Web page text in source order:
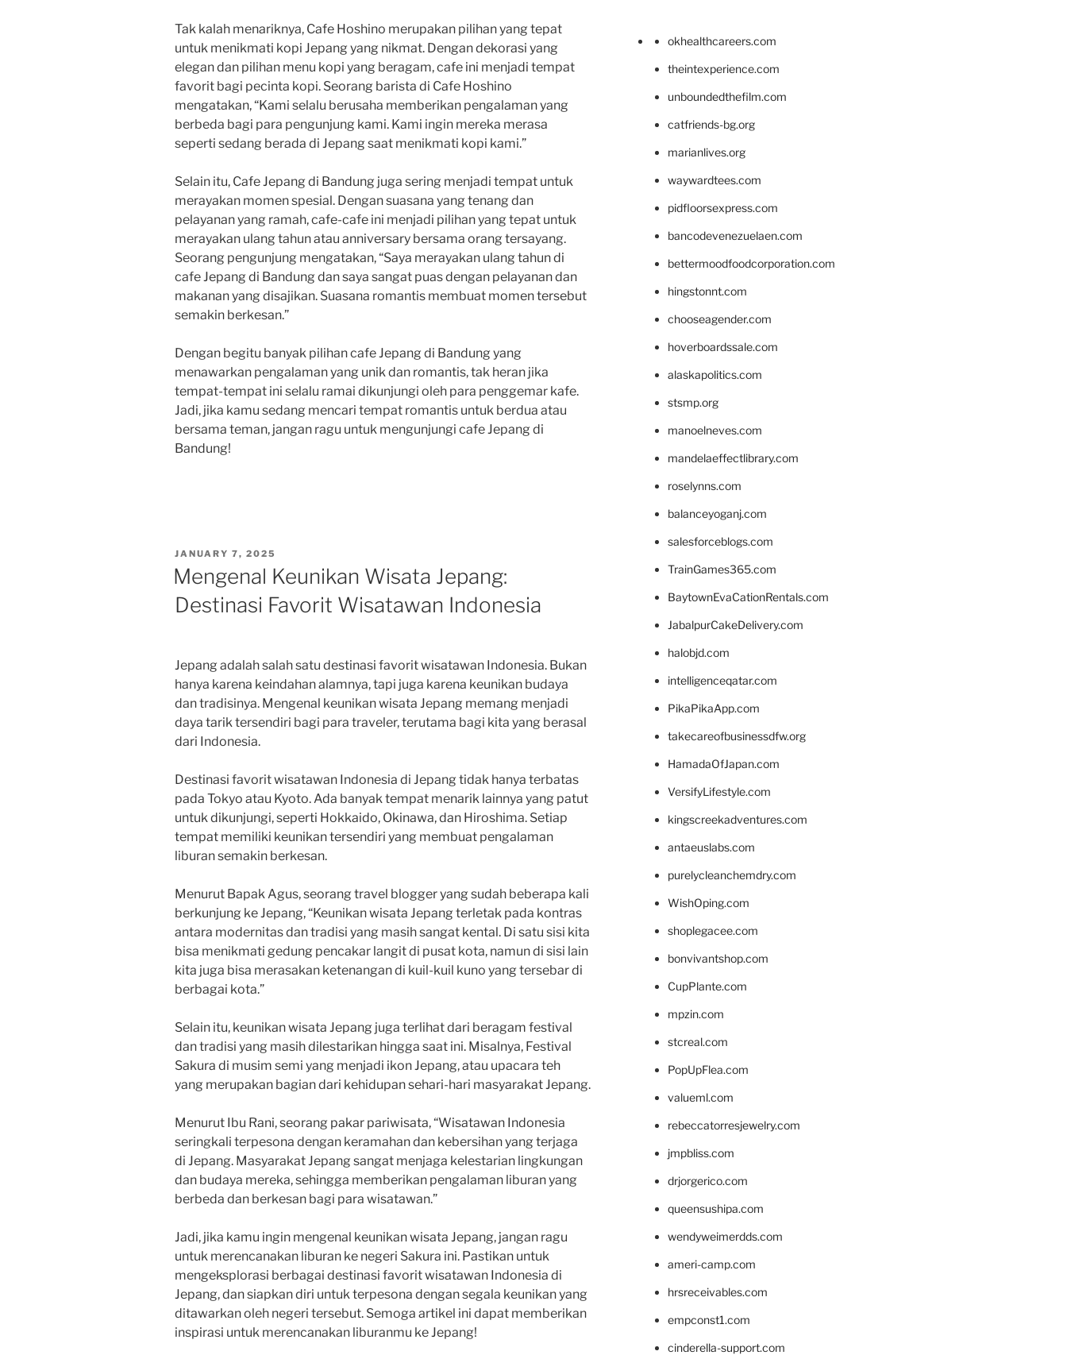
Tak kalah menariknya, Cafe Hoshino merupakan pilihan yang tepat
untuk menikmati kopi Jepang yang nikmat. Dengan dekorasi yang
elegan dan pilihan menu kopi yang beragam, cafe ini menjadi tempat
favorit bagi pecinta kopi. Seorang barista di Cafe Hoshino
mengatakan, “Kami selalu berusaha memberikan pengalaman yang
berbeda bagi para pengunjung kami. Kami ingin mereka merasa
seperti sedang berada di Jepang saat menikmati kopi kami.”
Selain itu, Cafe Jepang di Bandung juga sering menjadi tempat untuk
merayakan momen spesial. Dengan suasana yang tenang dan
pelayanan yang ramah, cafe-cafe ini menjadi pilihan yang tepat untuk
merayakan ulang tahun atau anniversary bersama orang tersayang.
Seorang pengunjung mengatakan, “Saya merayakan ulang tahun di
cafe Jepang di Bandung dan saya sangat puas dengan pelayanan dan
makanan yang disajikan. Suasana romantis membuat momen tersebut
semakin berkesan.”
Dengan begitu banyak pilihan cafe Jepang di Bandung yang
menawarkan pengalaman yang unik dan romantis, tak heran jika
tempat-tempat ini selalu ramai dikunjungi oleh para penggemar kafe.
Jadi, jika kamu sedang mencari tempat romantis untuk berdua atau
bersama teman, jangan ragu untuk mengunjungi cafe Jepang di
Bandung!
POSTED
ON
JANUARY 7, 2025
Mengenal Keunikan Wisata Jepang:
Destinasi Favorit Wisatawan Indonesia
Jepang adalah salah satu destinasi favorit wisatawan Indonesia. Bukan
hanya karena keindahan alamnya, tapi juga karena keunikan budaya
dan tradisinya. Mengenal keunikan wisata Jepang memang menjadi
daya tarik tersendiri bagi para traveler, terutama bagi kita yang berasal
dari Indonesia.
Destinasi favorit wisatawan Indonesia di Jepang tidak hanya terbatas
pada Tokyo atau Kyoto. Ada banyak tempat menarik lainnya yang patut
untuk dikunjungi, seperti Hokkaido, Okinawa, dan Hiroshima. Setiap
tempat memiliki keunikan tersendiri yang membuat pengalaman
liburan semakin berkesan.
Menurut Bapak Agus, seorang travel blogger yang sudah beberapa kali
berkunjung ke Jepang, “Keunikan wisata Jepang terletak pada kontras
antara modernitas dan tradisi yang masih sangat kental. Di satu sisi kita
bisa menikmati gedung pencakar langit di pusat kota, namun di sisi lain
kita juga bisa merasakan ketenangan di kuil-kuil kuno yang tersebar di
berbagai kota.”
Selain itu, keunikan wisata Jepang juga terlihat dari beragam festival
dan tradisi yang masih dilestarikan hingga saat ini. Misalnya, Festival
Sakura di musim semi yang menjadi ikon Jepang, atau upacara teh
yang merupakan bagian dari kehidupan sehari-hari masyarakat Jepang.
Menurut Ibu Rani, seorang pakar pariwisata, “Wisatawan Indonesia
seringkali terpesona dengan keramahan dan kebersihan yang terjaga
di Jepang. Masyarakat Jepang sangat menjaga kelestarian lingkungan
dan budaya mereka, sehingga memberikan pengalaman liburan yang
berbeda dan berkesan bagi para wisatawan.”
Jadi, jika kamu ingin mengenal keunikan wisata Jepang, jangan ragu
untuk merencanakan liburan ke negeri Sakura ini. Pastikan untuk
mengeksplorasi berbagai destinasi favorit wisatawan Indonesia di
Jepang, dan siapkan diri untuk terpesona dengan segala keunikan yang
ditawarkan oleh negeri tersebut. Semoga artikel ini dapat memberikan
inspirasi untuk merencanakan liburanmu ke Jepang!
okhealthcareers.com
theintexperience.com
unboundedthefilm.com
catfriends-bg.org
marianlives.org
waywardtees.com
pidfloorsexpress.com
bancodevenezuelaen.com
bettermoodfoodcorporation.com
hingstonnt.com
chooseagender.com
hoverboardssale.com
alaskapolitics.com
stsmp.org
manoelneves.com
mandelaeffectlibrary.com
roselynns.com
balanceyoganj.com
salesforceblogs.com
TrainGames365.com
BaytownEvaCationRentals.com
JabalpurCakeDelivery.com
halobjd.com
intelligenceqatar.com
PikaPikaApp.com
takecareofbusinessdfw.org
HamadaOfJapan.com
VersifyLifestyle.com
kingscreekadventures.com
antaeuslabs.com
purelycleanchemdry.com
WishOping.com
shoplegacee.com
bonvivantshop.com
CupPlante.com
mpzin.com
stcreal.com
PopUpFlea.com
valueml.com
rebeccatorresjewelry.com
jmpbliss.com
drjorgerico.com
queensushipa.com
wendyweimerdds.com
ameri-camp.com
hrsreceivables.com
empconst1.com
cinderella-support.com